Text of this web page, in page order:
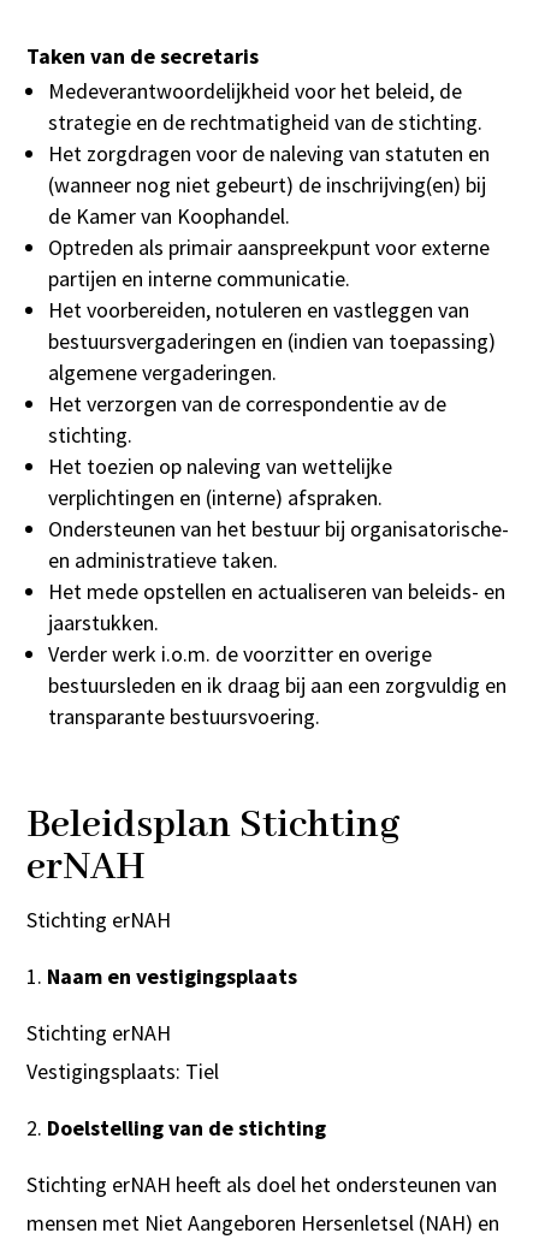
Taken van de secretaris
Medeverantwoordelijkheid voor het beleid, de
strategie en de rechtmatigheid van de stichting.
Het zorgdragen voor de naleving van statuten en
(wanneer nog niet gebeurt) de inschrijving(en) bij
de Kamer van Koophandel.
Optreden als primair aanspreekpunt voor externe
partijen en interne communicatie.
Het voorbereiden, notuleren en vastleggen van
bestuursvergaderingen en (indien van toepassing)
algemene vergaderingen.
Het verzorgen van de correspondentie av de
stichting.
Het toezien op naleving van wettelijke
verplichtingen en (interne) afspraken.
Ondersteunen van het bestuur bij organisatorische-
en administratieve taken.
Het mede opstellen en actualiseren van beleids- en
jaarstukken.
Verder werk i.o.m. de voorzitter en overige
bestuursleden en ik draag bij aan een zorgvuldig en
transparante bestuursvoering.
Beleidsplan Stichting
erNAH
Stichting erNAH
Naam en vestigingsplaats
Stichting erNAH
Vestigingsplaats: Tiel
Doelstelling van de stichting
Stichting erNAH heeft als doel het ondersteunen van
mensen met Niet Aangeboren Hersenletsel (NAH) en